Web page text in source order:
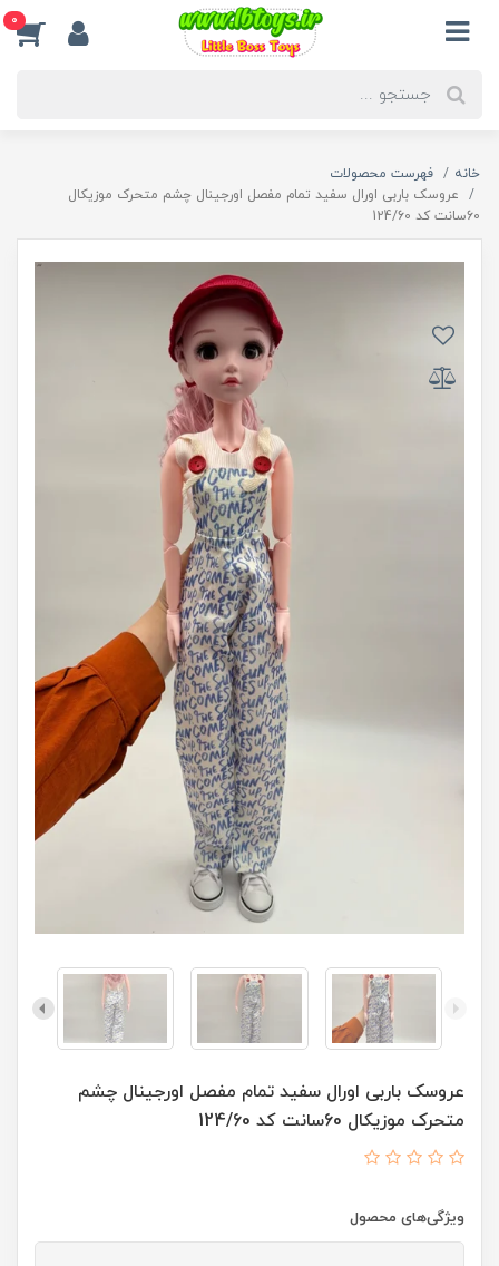
0
خانه
فهرست محصولات
عروسک باربی اورال سفید تمام مفصل اورجینال چشم متحرک موزیکال
60سانت کد 124/60
عروسک باربی اورال سفید تمام مفصل اورجینال چشم
متحرک موزیکال 60سانت کد 124/60
ویژگی‌های محصول